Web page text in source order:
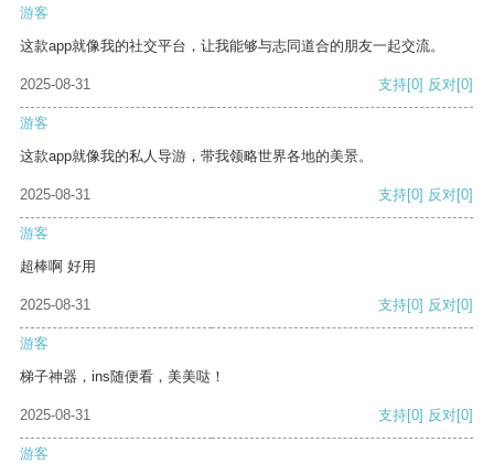
游客
这款app就像我的社交平台，让我能够与志同道合的朋友一起交流。
2025-08-31 支持[0] 反对[0]
游客
这款app就像我的私人导游，带我领略世界各地的美景。
2025-08-31 支持[0] 反对[0]
游客
超棒啊 好用
2025-08-31 支持[0] 反对[0]
游客
梯子神器，ins随便看，美美哒！
2025-08-31 支持[0] 反对[0]
游客